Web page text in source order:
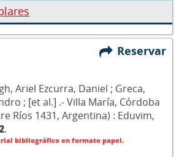
Reservar
Ariel Ezcurra, Daniel ; Greca,
; [et al.] .- Villa María, Córdoba
Ríos 1431, Argentina) : Eduvim,
.
bibliográfico en formato papel.